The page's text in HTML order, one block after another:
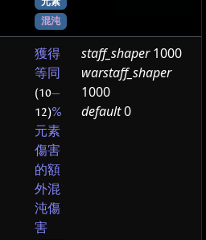
混沌
獲得
等同
(10—
12)%
元素
傷害
的額
外混
沌傷
害
staff_shaper1000
warstaff_shaper
1000
default0